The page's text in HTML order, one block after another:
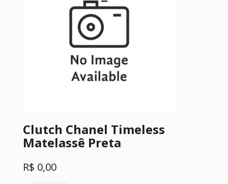
Clutch Chanel Timeless
Matelassê Preta
R$ 0,00